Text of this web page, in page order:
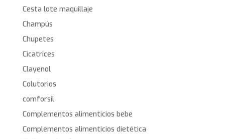
Cesta lote maquillaje
Champús
Chupetes
Cicatrices
Clayenol
Colutorios
comforsil
Complementos alimenticios bebe
Complementos alimenticios dietética